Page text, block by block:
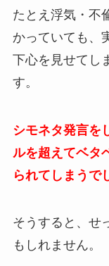
たとえ浮気・不
かっていても、
下心を見せてし
す。
シモネタ発言を
ルを超えてベタ
られてしまうで
そうすると、せ
もしれません。